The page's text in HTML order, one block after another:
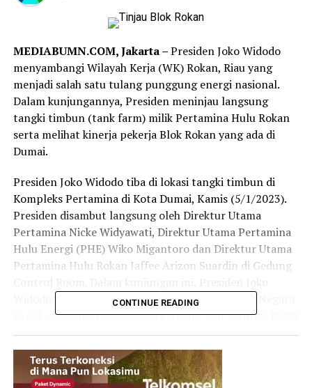
MEDIABUMN.COM, Jakarta –Presiden Joko Widodo
menyambangi Wilayah Kerja (WK) Rokan, Riau yang
menjadi salah satu tulang punggung energi nasional.
Dalam kunjungannya, Presiden meninjau langsung
tangki timbun (tank farm) milik Pertamina Hulu Rokan
serta melihat kinerja pekerja Blok Rokan yang ada di
Dumai.
Presiden Joko Widodo tiba di lokasi tangki timbun di
Kompleks Pertamina di Kota Dumai, Kamis (5/1/2023).
Presiden disambut langsung oleh Direktur Utama
Pertamina Nicke Widyawati, Direktur Utama Pertamina
Hulu Energi (PHE) Wiko Migantoro dan Direktur Utama
Pertamina Hulu Rokan Jaffee Arizon Suardin di Gedung
Widodo juga didampingi oleh Menteri Sekretaris Negara
Pratikno, Menteri BUMN Erick Thohir dan Menteri PUPR
Basuki Hadimuljono.
Dalam peninjauan ini, Presiden dijelaskan oleh Nicke
Widyawati soal kondisi tangki timbun dan kinerja andal
CONTINUE READING